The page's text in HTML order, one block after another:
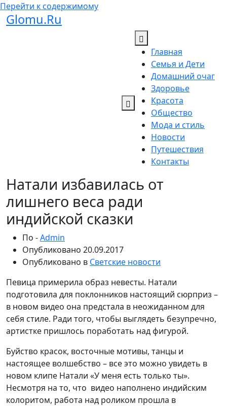
Перейти к содержимому
Glomu.Ru
Главная
Семья и Дети
Домашний очаг
Здоровье
Красота
Общество
Мода и стиль
Новости
Путешествия
Контакты
Натали избавилась от
лишнего веса ради
индийской сказки
По -Admin
Опубликовано 20.09.2017
Опубликовано в Светские новости
Певица примерила образ невесты. Натали
подготовила для поклонников настоящий сюрприз –
в новом видео она предстала в неожиданном для
себя стиле. Ради того, чтобы выглядеть безупречно,
артистке пришлось поработать над фигурой.
Буйство красок, восточные мотивы, танцы и
настоящее волшебство – все это можно увидеть в
новом клипе Натали «У меня есть только ты».
Несмотря на то, что видео наполнено индийским
колоритом, работа над роликом прошла в